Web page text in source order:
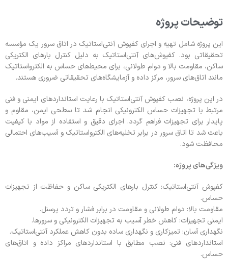
توضیحات پروژه
این پروژه شامل تهیه و اجرای کفپوش آنتی‌استاتیک در اتاق سرور یک مؤسسه
تحقیقاتی بود. کفپوش‌های آنتی‌استاتیک به دلیل کنترل بارهای الکتریکی
ساکن، مقاومت بالا و دوام طولانی، برای محیط‌های حساس به الکترواستاتیک
مانند اتاق‌های سرور، مرکز داده و آزمایشگاه‌های تحقیقاتی ضروری هستند.
در این پروژه، نصب کفپوش آنتی‌استاتیک با رعایت استانداردهای ایمنی و فنی
مرتبط با تجهیزات حساس الکترونیکی انجام شد تا سطحی ایمن، مقاوم و
پایدار برای تجهیزات فراهم گردد. اجرای دقیق و استفاده از مواد با کیفیت
باعث شد تا اتاق سرور در برابر تخلیه‌های الکترواستاتیک و آسیب‌های احتمالی
محافظت شود.
ویژگی‌های پروژه:
کفپوش آنتی‌استاتیک: کنترل بارهای الکتریکی ساکن و حفاظت از تجهیزات
حساس.
مقاومت بالا: دوام طولانی و مقاومت در برابر فشار و تردد پرسنل.
ایمنی تجهیزات: کاهش خطر آسیب به تجهیزات الکترونیکی و سرورها.
نگهداری آسان: تمیزکاری و نگهداری ساده بدون کاهش عملکرد آنتی‌استاتیک.
استانداردهای فنی: نصب مطابق با استانداردهای مراکز داده و اتاق‌های
حساس.